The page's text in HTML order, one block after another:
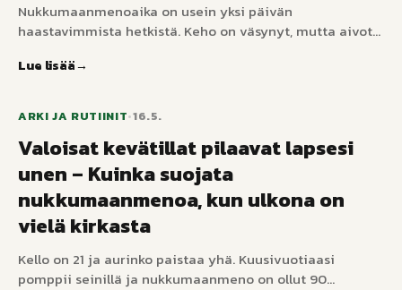
Nukkumaanmenoaika on usein yksi päivän
haastavimmista hetkistä. Keho on väsynyt, mutta aivot
autat lastasi rauhoittumaan, mikä johtaa paitsi
Lue lisää
ARKI JA RUTIINIT•16.5.
Valoisat kevätillat pilaavat lapsesi
unen – Kuinka suojata
nukkumaanmenoa, kun ulkona on
vielä kirkasta
Kello on 21 ja aurinko paistaa yhä. Kuusivuotiaasi
pomppii seinillä ja nukkumaanmeno on ollut 90